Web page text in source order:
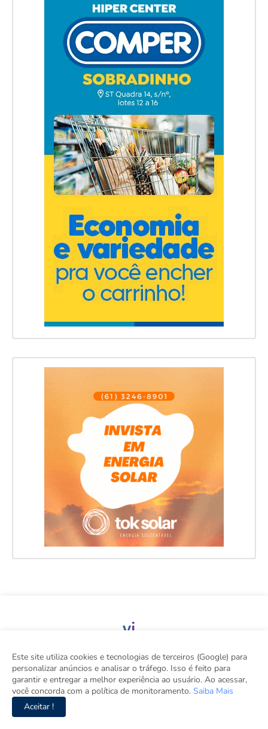
viva, o seu site de notícias. Aqui tem informação de verdade com
imparcialidade.DRT 0010556.
Este site utiliza cookies e tecnologias de terceiros (Google) para
personalizar anúncios e analisar o tráfego. Isso é feito para
garantir e entregar a melhor experiência ao usuário. Ao acessar,
você concorda com a política de monitoramento. Saiba Mais
Aceitar !